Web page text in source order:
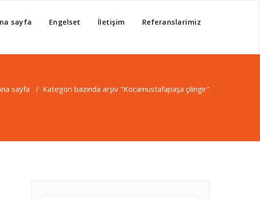
sayfa Engelset İletişim Referanslarimiz
sayfa / Kategori bazında arşiv "Kocamustafapaşa çilingir"